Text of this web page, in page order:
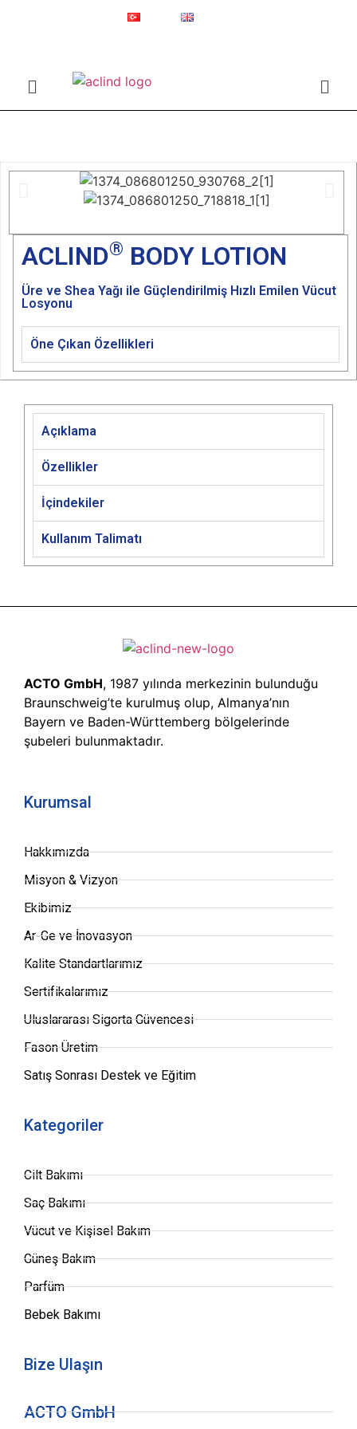
ACLIND® BODY LOTION
Üre ve Shea Yağı ile Güçlendirilmiş Hızlı Emilen Vücut
Losyonu
Öne Çıkan Özellikleri
Açıklama
Özellikler
İçindekiler
Kullanım Talimatı
ACTO GmbH, 1987 yılında merkezinin bulunduğu
Braunschweig’te kurulmuş olup, Almanya’nın
Bayern ve Baden-Württemberg bölgelerinde
şubeleri bulunmaktadır.
Kurumsal
Hakkımızda
Misyon & Vizyon
Ekibimiz
Ar-Ge ve İnovasyon
Kalite Standartlarımız
Sertifikalarımız
Uluslararası Sigorta Güvencesi
Fason Üretim
Satış Sonrası Destek ve Eğitim
Kategoriler
Cilt Bakımı
Saç Bakımı
Vücut ve Kişisel Bakım
Güneş Bakım
Parfüm
Bebek Bakımı
Bize Ulaşın
ACTO GmbH